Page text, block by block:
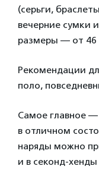
(серьги,
вечерние сумки
размеры — от 46
Рекомендации
поло,
Самое главное
в отличном
наряды можно
и в секонд-